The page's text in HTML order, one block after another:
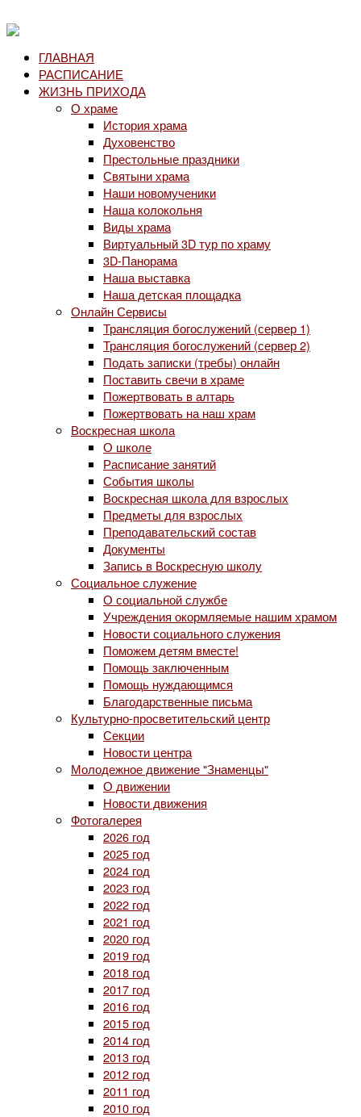
ГЛАВНАЯ
РАСПИСАНИЕ
ЖИЗНЬ ПРИХОДА
О храме
История храма
Духовенство
Престольные праздники
Святыни храма
Наши новомученики
Наша колокольня
Виды храма
Виртуальный 3D тур по храму
3D-Панорама
Наша выставка
Наша детская площадка
Онлайн Сервисы
Трансляция богослужений (сервер 1)
Трансляция богослужений (сервер 2)
Подать записки (требы) онлайн
Поставить свечи в храме
Пожертвовать в алтарь
Пожертвовать на наш храм
Воскресная школа
О школе
Расписание занятий
События школы
Воскресная школа для взрослых
Предметы для взрослых
Преподавательский состав
Документы
Запись в Воскресную школу
Социальное служение
О социальной службе
Учреждения окормляемые нашим храмом
Новости социального служения
Поможем детям вместе!
Помощь заключенным
Помощь нуждающимся
Благодарственные письма
Культурно-просветительский центр
Секции
Новости центра
Молодежное движение "Знаменцы"
О движении
Новости движения
Фотогалерея
2026 год
2025 год
2024 год
2023 год
2022 год
2021 год
2020 год
2019 год
2018 год
2017 год
2016 год
2015 год
2014 год
2013 год
2012 год
2011 год
2010 год